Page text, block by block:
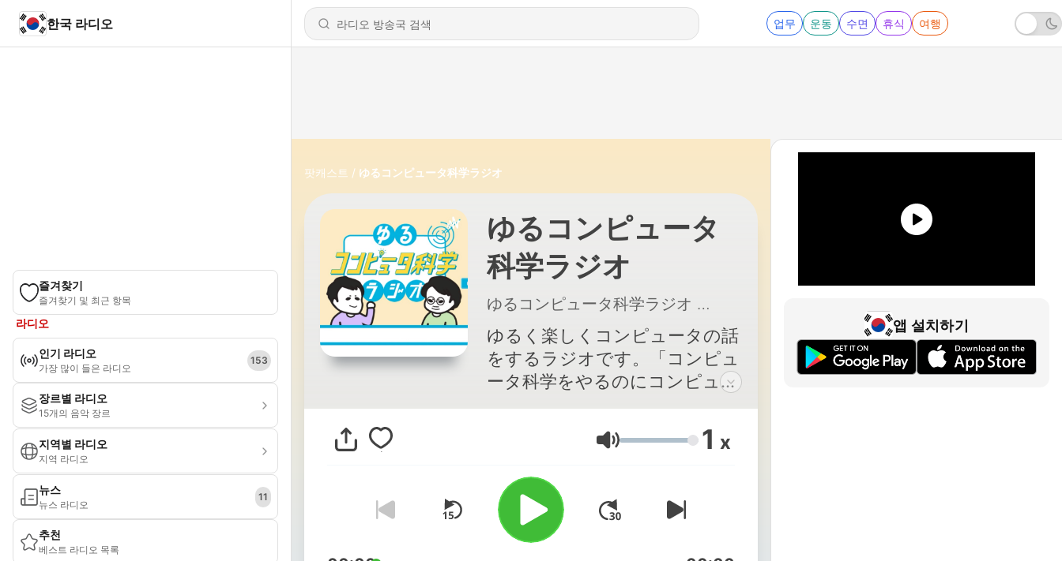
한국 라디오 업무 운동 수면 휴식 여행
즐겨찾기
즐겨찾기 및 최근 항목
라디오
인기 라디오
가장 많이 들은 라디오
153
장르별 라디오
15개의 음악 장르
지역별 라디오
지역 라디오
뉴스
뉴스 라디오
11
추천
베스트 라디오 목록
팟캐스트 ゆるコンピュータ科学ラジオ
ゆるコンピュータ
科学ラジオ
ゆるコンピュータ科学ラジオ |
ゆるく楽しくコンピュータの話
をするラジオです。「コンピュ
ータ科学をやるのにコンピュー
タは不要」「プログラミング言
語には思想が宿る」「サーバー
はかわいいので○人と数える」
など、とっつきやすい話をふざ
けながらしています。
음량 1 x
앱 설치하기